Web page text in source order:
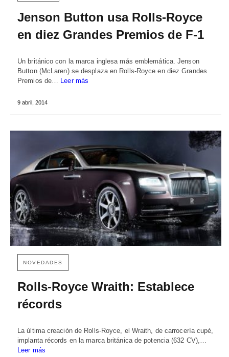
Jenson Button usa Rolls-Royce
en diez Grandes Premios de F-1
Un británico con la marca inglesa más emblemática. Jenson
Button (McLaren) se desplaza en Rolls-Royce en diez Grandes
Premios de… Leer más
9 abril, 2014
NOVEDADES
Rolls-Royce Wraith: Establece
récords
La última creación de Rolls-Royce, el Wraith, de carrocería cupé,
implanta récords en la marca británica de potencia (632 CV),…
Leer más